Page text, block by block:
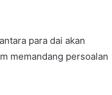
para dai akan
memandang persoalan